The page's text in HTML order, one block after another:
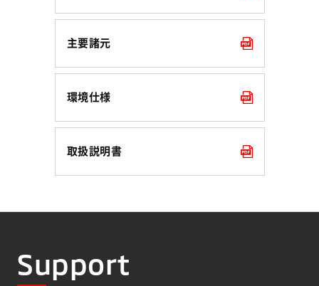
主要諸元
環境仕様
取扱説明書
Support